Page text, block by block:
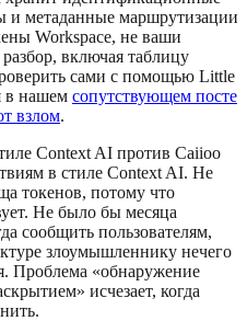
и метаданные маршрутизации
Workspace, не ваши
включая таблицу
сами с помощью Little
в нашем сопутствующем посте
взлом.
Context AI против Caiioo
в стиле Context AI. Не
токенов, потому что
Не было бы месяца
сообщить пользователям,
злоумышленнику нечего
Проблема «обнаружение
исчезает, когда